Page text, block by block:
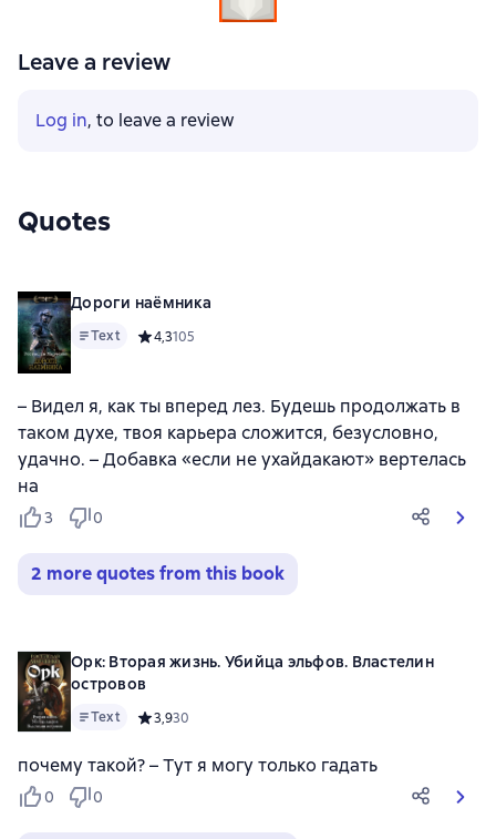
Leave a review
Log in, to leave a review
Quotes
Дороги наёмника
Text Средний рейтинг 4,3 на основе 105 оценок
4,3105
– Видел я, как ты вперед лез. Будешь продолжать в
таком духе, твоя карьера сложится, безусловно,
удачно. – Добавка «если не ухайдакают» вертелась
на
3 0
2 more quotes from this book
Орк: Вторая жизнь. Убийца эльфов. Властелин
островов
Text Средний рейтинг 3,9 на основе 30 оценок
3,930
почему такой? – Тут я могу только гадать
0 0